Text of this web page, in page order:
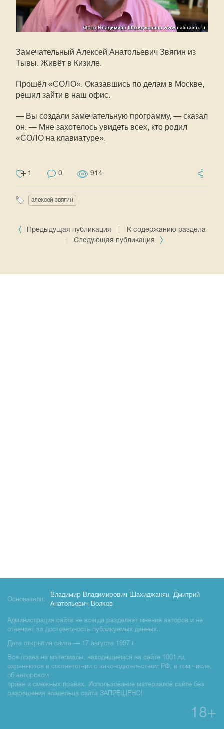
Замечательный Алексей Анатольевич Звягин из
Тывы. Живёт в Кизиле.
Прошёл «СОЛО». Оказавшись по делам в Москве,
решил зайти в наш офис.
— Вы создали замечательную программу, — сказал
он. — Мне захотелось увидеть всех, кто родил
«СОЛО на клавиатуре».
1 0 914
алексей звягин
Предыдущая публикация
К содержанию раздела
Следующая публикация
Основатели:
Владимир Владимирович Шахиджанян, Дмитрий
Анатольевич Волков
Администрация сайта не всегда разделяет мнения авторов и не
отвечает за достоверность публикуемых данных.
Дата открытия сайта — 17 августа 1997 г.
Все права на материалы, находящиемся на сайте 1001.ru,
охраняются в соответствии с законодательством РФ, в том числе,
об авторском
праве и смежных правах. Использование материалов сайте без
разрешения владельца сайта ЗАПРЕЩЕНО!
18+